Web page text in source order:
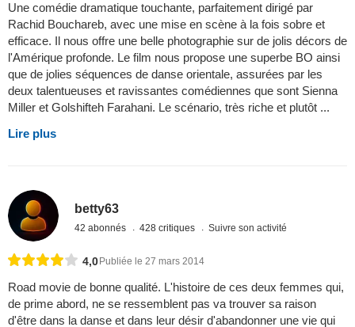
Une comédie dramatique touchante, parfaitement dirigé par
Rachid Bouchareb, avec une mise en scène à la fois sobre et
efficace. Il nous offre une belle photographie sur de jolis décors de
l'Amérique profonde. Le film nous propose une superbe BO ainsi
que de jolies séquences de danse orientale, assurées par les
deux talentueuses et ravissantes comédiennes que sont Sienna
Miller et Golshifteh Farahani. Le scénario, très riche et plutôt ...
Lire plus
betty63
42 abonnés 428 critiques Suivre son activité
4,0Publiée le 27 mars 2014
Road movie de bonne qualité. L'histoire de ces deux femmes qui,
de prime abord, ne se ressemblent pas va trouver sa raison
d'être dans la danse et dans leur désir d'abandonner une vie qui